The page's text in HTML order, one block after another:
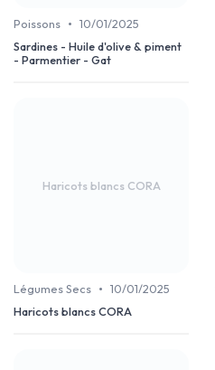
Poissons • 10/01/2025
Sardines - Huile d'olive & piment
- Parmentier - Gat
Haricots blancs CORA
Légumes Secs • 10/01/2025
Haricots blancs CORA